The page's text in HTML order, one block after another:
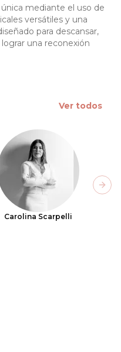
mediante el uso de
versátiles y una
para descansar,
una reconexión
Ver todos
Carolina Scarpelli